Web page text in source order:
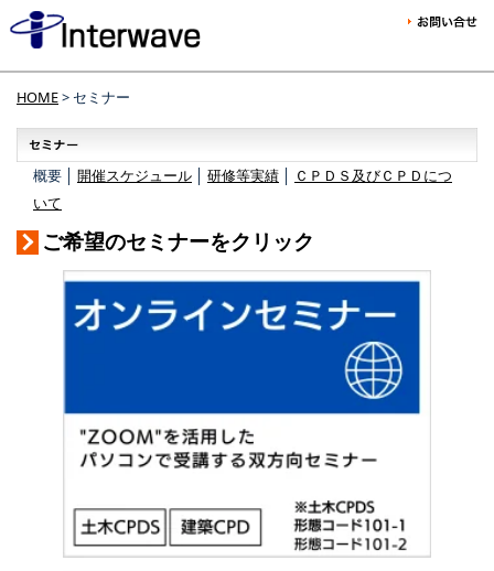
HOME> セミナー
概要 │ 開催スケジュール 研修等実績
ＣＰＤＳ及びＣＰＤにつ
いて
ご希望のセミナーをクリック